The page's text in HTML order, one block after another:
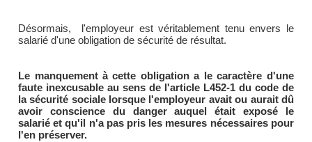
Désormais, l'employeur est véritablement tenu envers le
salarié d'une obligation de sécurité de résultat.
Le manquement à cette obligation a le caractère d'une
faute inexcusable au sens de l'article L452-1 du code de
la sécurité sociale lorsque l'employeur avait ou aurait dû
avoir conscience du danger auquel était exposé le
salarié et qu'il n'a pas pris les mesures nécessaires pour
l'en préserver.